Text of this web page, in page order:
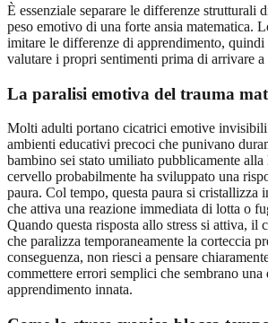
È essenziale separare le differenze strutturali
peso emotivo di una forte ansia matematica.
imitare le differenze di apprendimento, quindi
valutare i propri sentimenti prima di arrivare
La paralisi emotiva del trauma
Molti adulti portano cicatrici emotive
ambienti educativi precoci che punivano
bambino sei stato umiliato pubblicamente
cervello probabilmente ha sviluppato una
paura. Col tempo, questa paura si cristallizza
che attiva una reazione immediata di lotta o
Quando questa risposta allo stress si attiva, il
che paralizza temporaneamente la corteccia
conseguenza, non riesci a pensare
commettere errori semplici che sembrano
apprendimento innata.